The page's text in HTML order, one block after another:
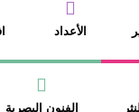
الأعداد
الفنون البصرية